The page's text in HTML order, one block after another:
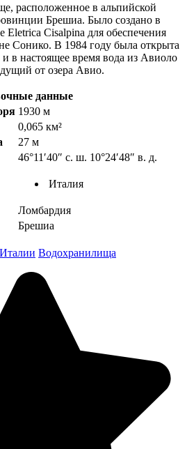
расположенное в альпийской
Брешиа. Было создано в
Eletrica Cisalpina для обеспечения
Сонико. В 1984 году была открыта
в настоящее время вода из Авиоло
от озера Авио.
данные
1930 м
0,065 км²
27 м
46°11′40″ с. ш. 10°24′48″ в. д.
Италия
Ломбардия
Брешиа
Водохранилища